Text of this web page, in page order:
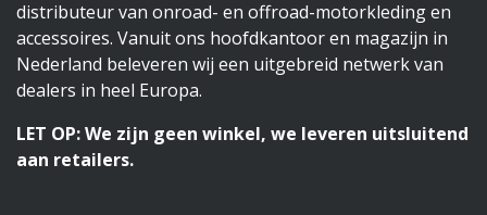
distributeur van onroad- en offroad-motorkleding en
accessoires. Vanuit ons hoofdkantoor en magazijn in
Nederland beleveren wij een uitgebreid netwerk van
dealers in heel Europa.
LET OP: We zijn geen winkel, we leveren uitsluitend
aan retailers.